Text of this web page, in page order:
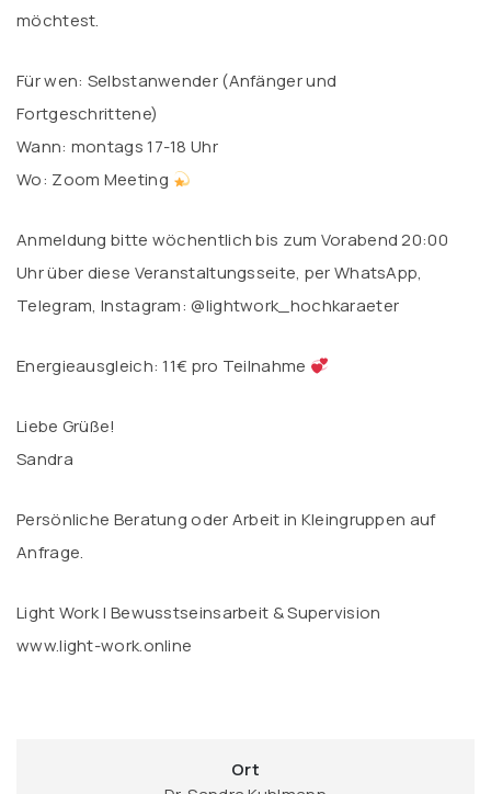
möchtest.
Für wen: Selbstanwender (Anfänger und
Fortgeschrittene)
Wann: montags 17-18 Uhr
Wo: Zoom Meeting
Anmeldung bitte wöchentlich bis zum Vorabend 20:00
Uhr über diese Veranstaltungsseite, per WhatsApp,
Telegram, Instagram: @lightwork_hochkaraeter
Energieausgleich: 11€ pro Teilnahme
Liebe Grüße!
Sandra
Persönliche Beratung oder Arbeit in Kleingruppen auf
Anfrage.
Light Work | Bewusstseinsarbeit & Supervision
www.light-work.online
Ort